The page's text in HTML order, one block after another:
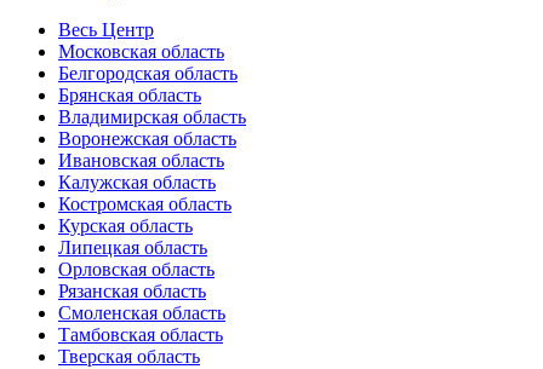
Весь Центр
Московская область
Белгородская область
Брянская область
Владимирская область
Воронежская область
Ивановская область
Калужская область
Костромская область
Курская область
Липецкая область
Орловская область
Рязанская область
Смоленская область
Тамбовская область
Тверская область